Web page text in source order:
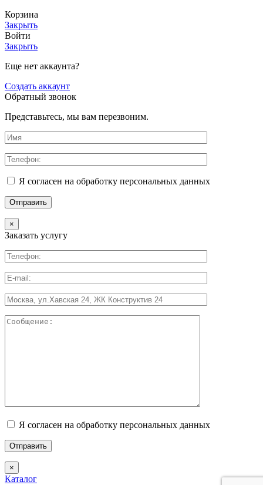
Корзина
Закрыть
Войти
Закрыть
Еще нет аккаунта?
Создать аккаунт
Обратный звонок
Представьтесь, мы вам перезвоним.
Я согласен на обработку персональных данных
×
Заказать услугу
Я согласен на обработку персональных данных
×
Каталог